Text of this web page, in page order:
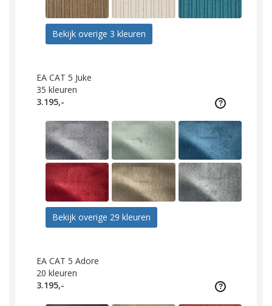
Bekijk overige 3 kleuren
EA CAT 5 Juke
35 kleuren
3.195,-
Bekijk overige 29 kleuren
EA CAT 5 Adore
20 kleuren
3.195,-